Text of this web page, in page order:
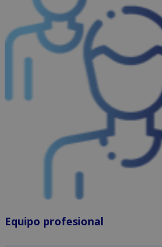
Equipo profesional